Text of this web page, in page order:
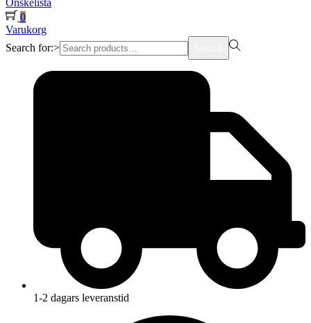
Önskelista
0
Varukorg
Search for:>
1-2 dagars leveranstid